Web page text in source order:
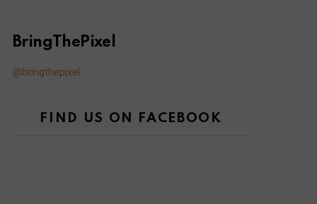
BringThePixel
@bringthepixel
FIND US ON FACEBOOK